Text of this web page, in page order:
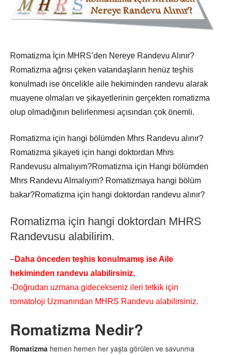
Romatizma İçin MHRS’den Nereye Randevu Alınır?
Romatizma ağrısı çeken vatandaşların henüz teşhis
konulmadı ise öncelikle aile hekiminden randevu alarak
muayene olmaları ve şikayetlerinin gerçekten romatizma
olup olmadığının belirlenmesi açısından çok önemli.
Romatizma için hangi bölümden Mhrs Randevu alınır?
Romatizma şikayeti için hangi doktordan Mhrs
Randevusu almalıyım?Romatizma için Hangi bölümden
Mhrs Randevu Almalıyım? Romatizmaya hangi bölüm
bakar?Romatizma için hangi doktordan randevu alınır?
Romatizma için hangi doktordan MHRS
Randevusu alabilirim.
–Daha önceden teşhis konulmamış ise Aile
hekiminden randevu alabilirsiniz.
-Doğrudan uzmana gidecekseniz ileri tetkik için
romatoloji Uzmanından MHRS Randevu alabilirsiniz.
Romatizma Nedir?
Romatizma hemen hemen her yaşta görülen ve savunma